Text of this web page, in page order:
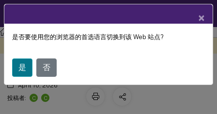
Linux 虚拟投递代理 Linux Virtual Delivery Agent 2411
USB 设备重定向
April 10, 2026
投稿者:
C C
×
是否要使用您的浏览器的首选语言切换到该 Web 站点?
是 否